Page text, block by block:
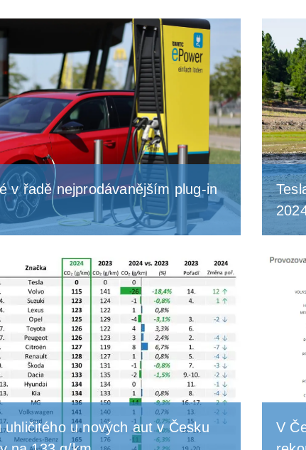
v řadě nejprodávanějším plug-in
u nových aut v Česku
V